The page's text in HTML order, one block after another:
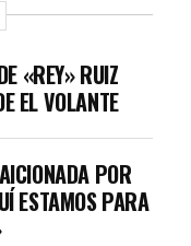
«REY» RUIZ
EL VOLANTE
POR
ESTAMOS PARA